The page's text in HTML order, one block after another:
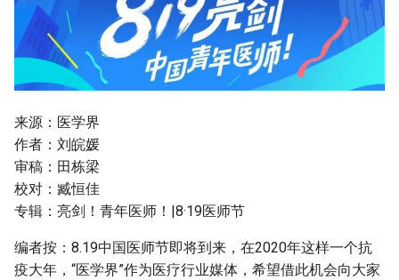
i
z
g
s
r
一步
医生中的“少数群体”
摘要与附加信息
附加信息 [Processed Page
Metadata]
来源：医学界
作者：刘皖媛
审稿：田栋梁
校对：臧恒佳
专辑：亮剑！青年医师！|8·19医师节
编者按：8.19中国医师节即将到来，在2020年这样一个抗
疫大年，“医学界”作为医疗行业媒体，希望借此机会向大家